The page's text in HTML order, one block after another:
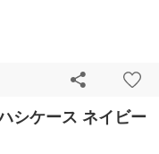
シケース ネイビー